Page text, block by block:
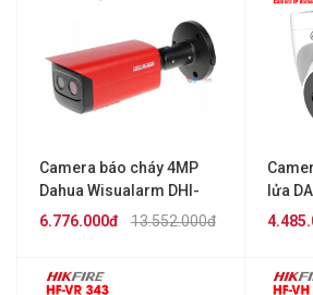
Camera báo cháy 4MP
Dahua Wisualarm DHI-
HY-FT431LFP13.552.000đ
6.776.000đ
lửa